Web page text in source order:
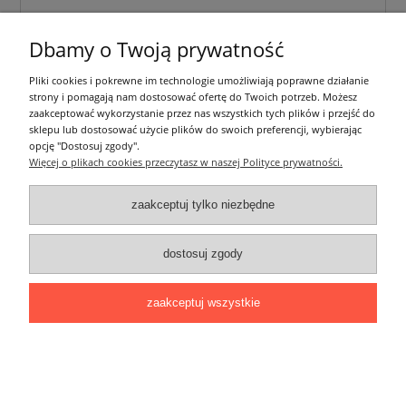
69,00 zł
zawiera 23% VAT, bez kosztów dostawy
do koszyka
Dbamy o Twoją prywatność
Pliki cookies i pokrewne im technologie umożliwiają poprawne działanie
strony i pomagają nam dostosować ofertę do Twoich potrzeb. Możesz
zaakceptować wykorzystanie przez nas wszystkich tych plików i przejść do
sklepu lub dostosować użycie plików do swoich preferencji, wybierając
opcję "Dostosuj zgody".
Więcej o plikach cookies przeczytasz w naszej Polityce prywatności.
zaakceptuj tylko niezbędne
dostosuj zgody
zaakceptuj wszystkie